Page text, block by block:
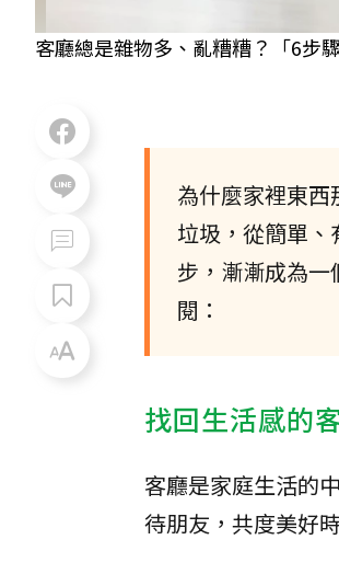
客廳總是雜物多、亂糟糟？「6步
為什麼家裡東
垃圾，從簡單
步，漸漸成為
閱：
找回生活感的
客廳是家庭生活的
待朋友，共度美好